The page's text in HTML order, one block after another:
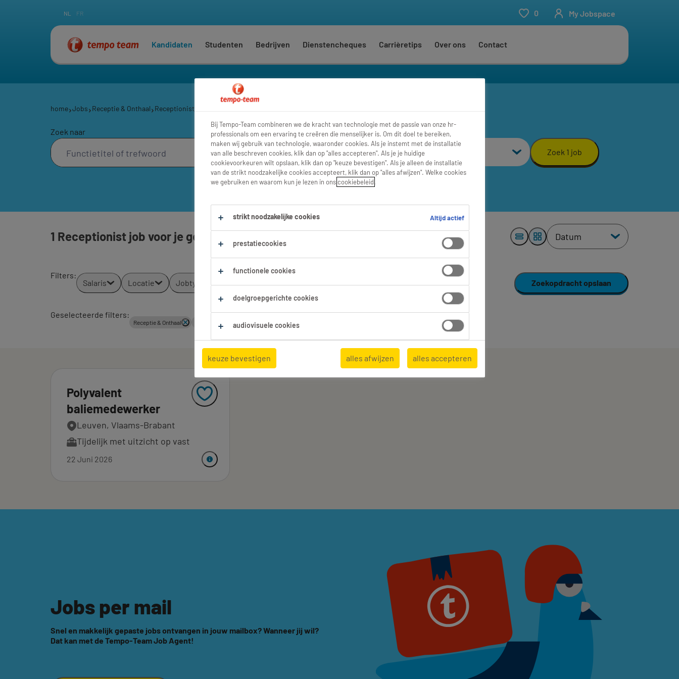
Kandidaten Studenten Bedrijven Dienstencheques Carrièretips Over ons Contact
0 My Jobspace
NL FR
home Jobs Receptie & Onthaal Receptionisten
Zoek naar Waar Straal
Zoek 1 job
1 Receptionist job voor je gevonden.
Filters:
Salaris Locatie Jobtypes Expertisedomein Alle filters Zoekopdracht opslaan
Geselecteerde filters:
Receptie & Onthaal Receptionisten Receptionist Alles wissen
Polyvalent
baliemedewerker
Leuven, Vlaams-Brabant
Tijdelijk met uitzicht op vast
22 Juni 2026
Jobs per mail
Snel en makkelijk gepaste jobs ontvangen in jouw mailbox? Wanneer jij wil?
Dat kan met de Tempo-Team Job Agent!
Bij Tempo-Team combineren we de kracht van technologie met de passie van onze hr-
professionals om een ervaring te creëren die menselijker is. Om dit doel te bereiken,
maken wij gebruik van technologie, waaronder cookies. Als je instemt met de installatie
van alle beschreven cookies, klik dan op "alles accepteren". Als je je huidige
cookievoorkeuren wilt opslaan, klik dan op "keuze bevestigen". Als je alleen de installatie
van de strikt noodzakelijke cookies accepteert, klik dan op "alles afwijzen". Welke cookies
we gebruiken en waarom kun je lezen in onscookiebeleid.
strikt noodzakelijke cookies Altijd actief
prestatiecookies
functionele cookies
doelgroepgerichte cookies
audiovisuele cookies
keuze bevestigen alles afwijzen alles accepteren